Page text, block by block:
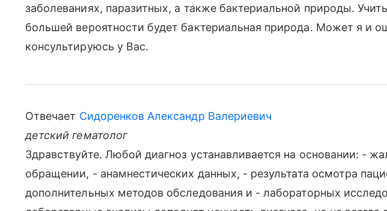
заболеваниях, паразитных, а также бактериальной природы.
большей вероятности будет бактериальная природа. Может я и
консультируюсь у Вас.
Отвечает Сидоренков Александр Валериевич
детский гематолог
Здравствуйте. Любой диагноз устанавливается на основании: -
обращении, - анамнестических данных, - результата осмотра
дополнительных методов обследования и - лабораторных